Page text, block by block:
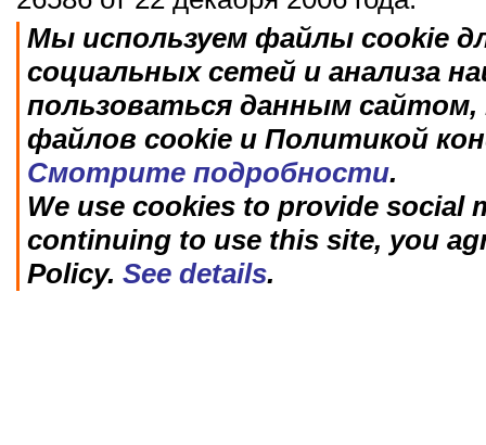
Мы используем файлы cookie
социальных сетей и анализа
пользоваться данным
файлов cookie и Политикой
Смотрите подробности.
We use cookies to provide social
continuing to use this site, you
Policy. See details.